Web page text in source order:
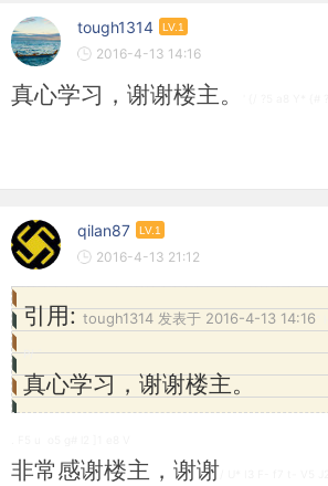
tough1314 LV.1
2016-4-13 14:16
真心学习，谢谢楼主。
qilan87 LV.1
2016-4-13 21:12
引用:tough1314 发表于 2016-4-13 14:16
P/ `
真心学习，谢谢楼主。
非常感谢楼主，谢谢